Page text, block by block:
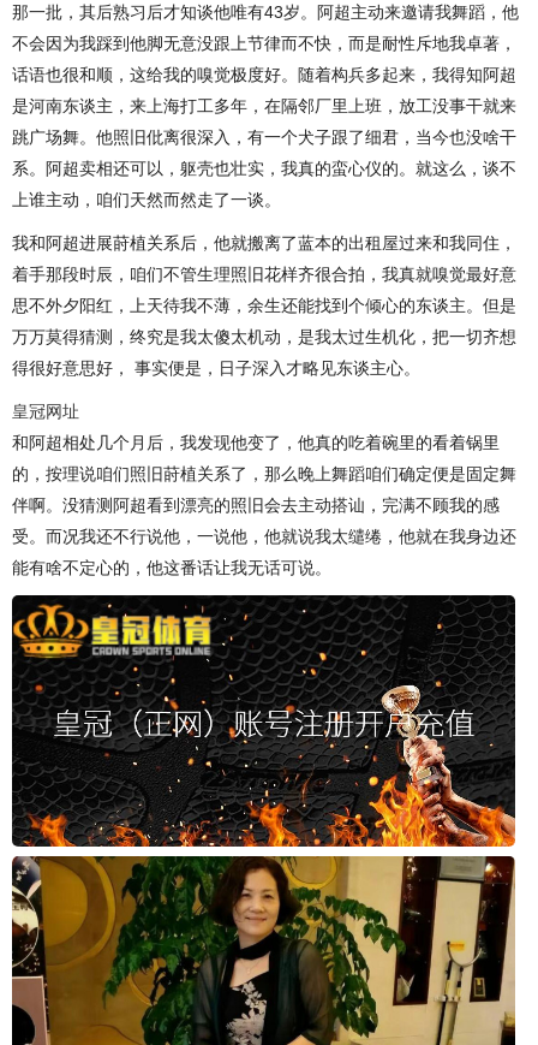
那一批，其后熟习后才知谈他唯有43岁。阿超主动来邀请我舞蹈，他
不会因为我踩到他脚无意没跟上节律而不快，而是耐性斥地我卓著，
话语也很和顺，这给我的嗅觉极度好。随着构兵多起来，我得知阿超
是河南东谈主，来上海打工多年，在隔邻厂里上班，放工没事干就来
跳广场舞。他照旧仳离很深入，有一个犬子跟了细君，当今也没啥干
系。阿超卖相还可以，躯壳也壮实，我真的蛮心仪的。就这么，谈不
上谁主动，咱们天然而然走了一谈。
我和阿超进展莳植关系后，他就搬离了蓝本的出租屋过来和我同住，
着手那段时辰，咱们不管生理照旧花样齐很合拍，我真就嗅觉最好意
思不外夕阳红，上天待我不薄，余生还能找到个倾心的东谈主。但是
万万莫得猜测，终究是我太傻太机动，是我太过生机化，把一切齐想
得很好意思好， 事实便是，日子深入才略见东谈主心。
皇冠网址
和阿超相处几个月后，我发现他变了，他真的吃着碗里的看着锅里
的，按理说咱们照旧莳植关系了，那么晚上舞蹈咱们确定便是固定舞
伴啊。没猜测阿超看到漂亮的照旧会去主动搭讪，完满不顾我的感
受。而况我还不行说他，一说他，他就说我太缱绻，他就在我身边还
能有啥不定心的，他这番话让我无话可说。